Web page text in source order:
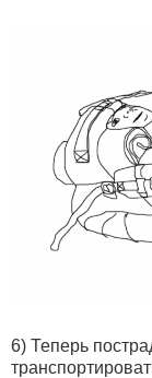
6) Теперь